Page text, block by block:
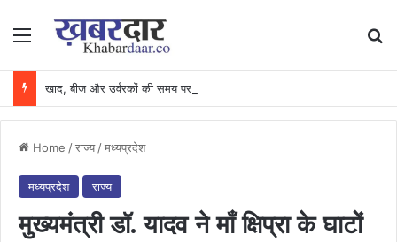
Menu
Home /राज्य /मध्यप्रदेश
मध्यप्रदेश राज्य
मुख्यमंत्री डॉ. यादव ने माँ क्षिप्रा के घाटों